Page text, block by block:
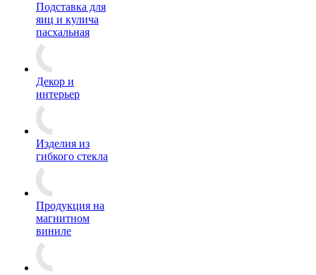
Подставка для
яиц и кулича
пасхальная
Декор и
интерьер
Изделия из
гибкого стекла
Продукция на
магнитном
виниле